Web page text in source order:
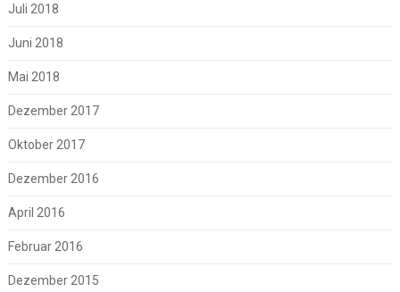
Juli 2018
Juni 2018
Mai 2018
Dezember 2017
Oktober 2017
Dezember 2016
April 2016
Februar 2016
Dezember 2015